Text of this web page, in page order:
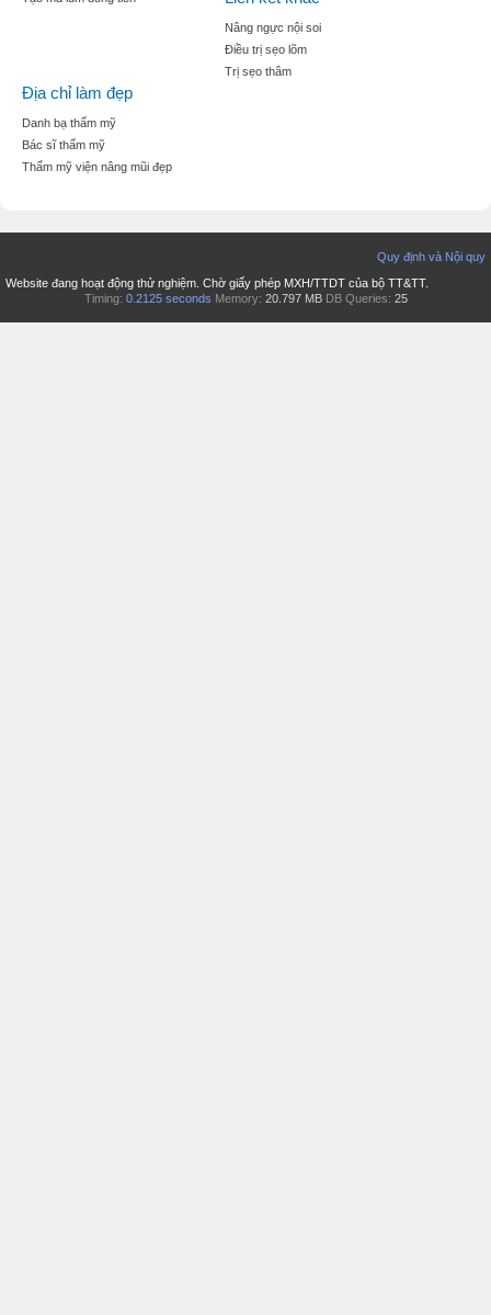
Nâng ngực nội soi
Điều trị sẹo lõm
Trị sẹo thâm
Địa chỉ làm đẹp
Danh bạ thẩm mỹ
Bác sĩ thẩm mỹ
Thẩm mỹ viện nâng mũi đẹp
Quy định và Nội quy
Website đang hoạt động thử nghiệm. Chờ giấy phép MXH/TTDT của bộ TT&TT.
Timing: 0.2125 seconds Memory: 20.797 MB DB Queries: 25